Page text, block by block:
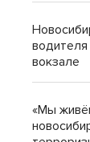
водителя
вокзале
«Мы